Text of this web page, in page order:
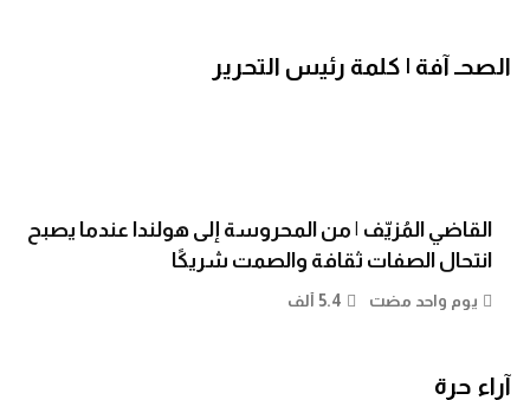
الصحـ آفة | كلمة رئيس التحرير
القاضي المُزيّف | من المحروسة إلى هولندا عندما يصبح
انتحال الصفات ثقافة والصمت شريكًا
يوم واحد مضت 5.4 ألف
آراء حرة